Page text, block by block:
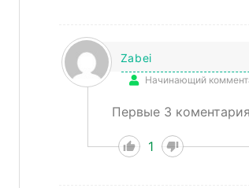
Zabei
Начинающий
Первые 3
1